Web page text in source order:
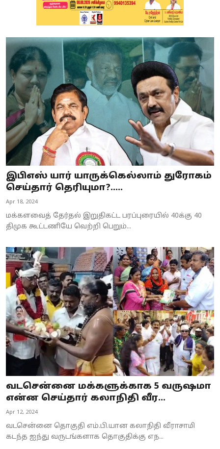
இபிஎஸ் யார் யாருக்கெல்லாம் துரோகம்
செய்தார் தெரியுமா?.....
Apr 18, 2024
மக்களவைத் தேர்தல் இறுதிகட்ட பரப்புரையில் 40க்கு 40
திமுக கூட்டணியே வெற்றி பெறும்...
வடசென்னை மக்களுக்காக 5 வருஷமா
என்ன செய்தார் கலாநிதி வீர...
Apr 12, 2024
வடசென்னை தொகுதி எம்.பி.யான கலாநிதி வீராசாமி
கடந்த ஐந்து வருடங்களாக தொகுதிக்கு எந...